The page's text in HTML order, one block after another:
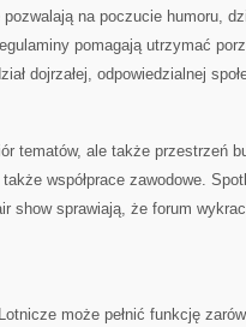
pozwalają na poczucie humoru,
pomagają utrzymać
dojrzałej, odpowiedzialnej
tematów, ale także przestrzeń
współprace zawodowe.
show sprawiają, że forum
może pełnić funkcję